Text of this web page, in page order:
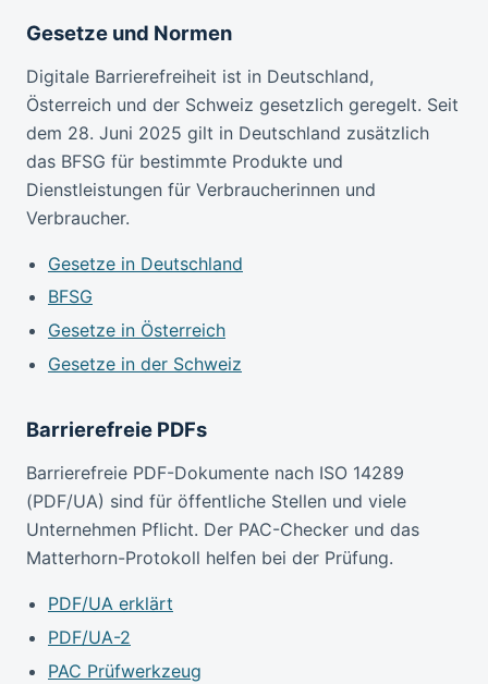
Gesetze und Normen
Digitale Barrierefreiheit ist in Deutschland,
Österreich und der Schweiz gesetzlich geregelt. Seit
dem 28. Juni 2025 gilt in Deutschland zusätzlich
das BFSG für bestimmte Produkte und
Dienstleistungen für Verbraucherinnen und
Verbraucher.
Gesetze in Deutschland
BFSG
Gesetze in Österreich
Gesetze in der Schweiz
Barrierefreie PDFs
Barrierefreie PDF-Dokumente nach ISO 14289
(PDF/UA) sind für öffentliche Stellen und viele
Unternehmen Pflicht. Der PAC-Checker und das
Matterhorn-Protokoll helfen bei der Prüfung.
PDF/UA erklärt
PDF/UA-2
PAC Prüfwerkzeug